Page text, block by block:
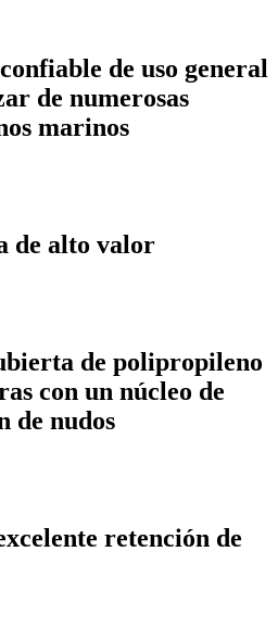
de uso general
de numerosas
marinos
de alto valor
de polipropileno
con un núcleo de
de nudos
retención de